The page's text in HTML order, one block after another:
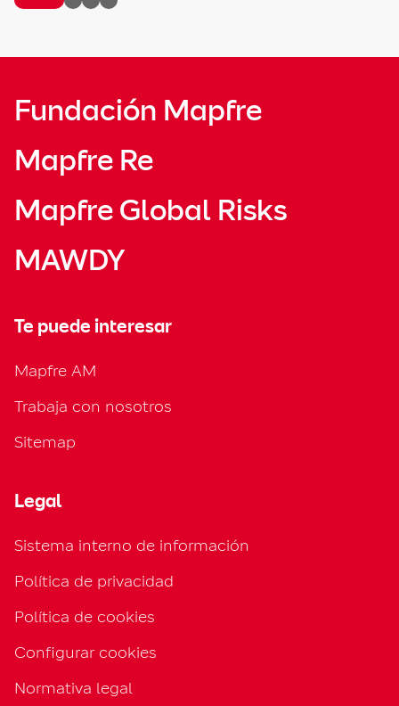
Fundación Mapfre
Mapfre Re
Mapfre Global Risks
MAWDY
Te puede interesar
Mapfre AM
Trabaja con nosotros
Sitemap
Legal
Sistema interno de información
Política de privacidad
Política de cookies
Configurar cookies
Normativa legal